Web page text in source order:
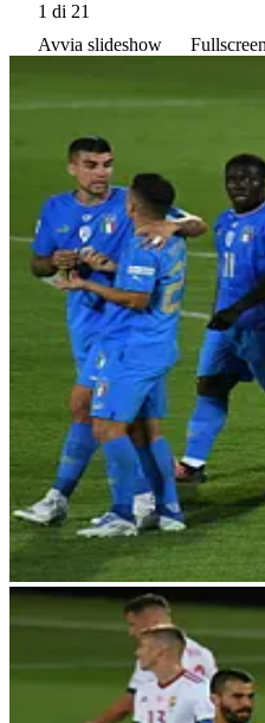
1 di 21
Avvia slideshow
Fullscreen